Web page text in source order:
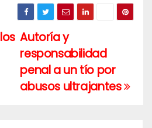
Autoría y
responsabilidad
penal a un tío por
abusos ultrajantes